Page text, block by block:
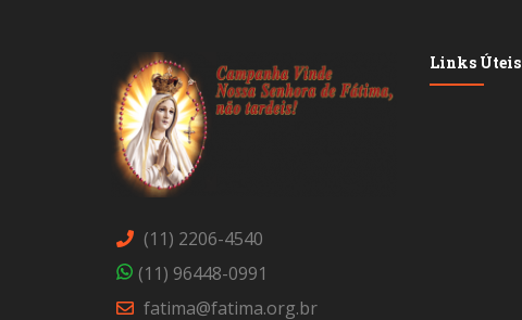
(11) 2206-4540
(11) 96448-0991
fatima@fatima.org.br
Links Úteis